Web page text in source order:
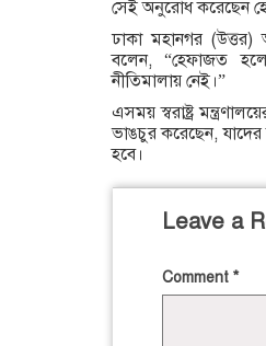
সেই অনুরোধ করেছেন
ঢাকা মহানগর (উত্তর)
বলেন, “হেফাজত
নীতিমালায় নেই।”
এসময় স্বরাষ্ট্র
ভাঙচুর করেছেন,
হবে।
Leave a
Comment *